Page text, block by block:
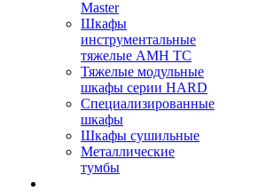
Master
Шкафы
инструментальные
тяжелые AMH TC
Тяжелые модульные
шкафы серии HARD
Cпециализированные
шкафы
Шкафы сушильные
Металлические
тумбы